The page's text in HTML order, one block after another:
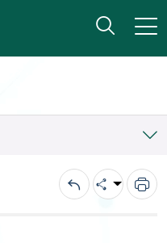
打開
小版
回上一頁
分享 列